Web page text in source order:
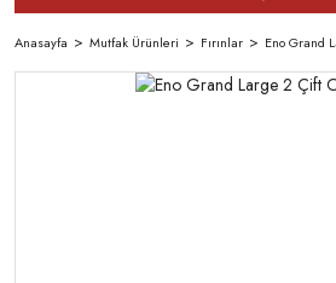
Anasayfa Mutfak Ürünleri Fırınlar Eno Grand